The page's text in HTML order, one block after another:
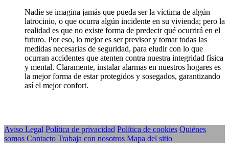
Nadie se imagina jamás que pueda ser la víctima de algún
latrocinio, o que ocurra algún incidente en su vivienda; pero la
realidad es que no existe forma de predecir qué ocurrirá en el
futuro. Por eso, lo mejor es ser previsor y tomar todas las
medidas necesarias de seguridad, para eludir con lo que
ocurran accidentes que atenten contra nuestra integridad física
y mental. Claramente, instalar alarmas en nuestros hogares es
la mejor forma de estar protegidos y sosegados, garantizando
así el mejor confort.
Aviso Legal Política de privacidad Política de cookies Quiénes
somos Contacto Trabaja con nosotros Mapa del sitio